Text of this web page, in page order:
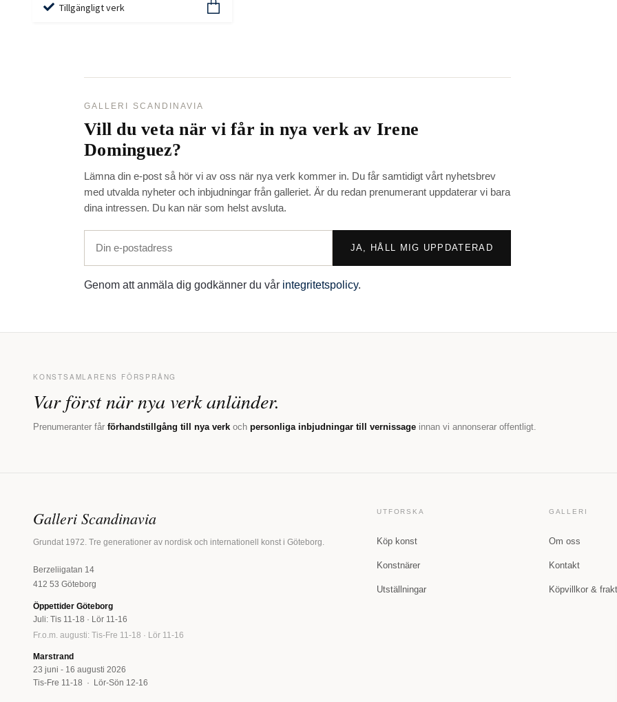
Tillgängligt verk
GALLERI SCANDINAVIA
Vill du veta när vi får in nya verk av Irene
Dominguez?
Lämna din e-post så hör vi av oss när nya verk kommer in. Du får samtidigt vårt nyhetsbrev
med utvalda nyheter och inbjudningar från galleriet. Är du redan prenumerant uppdaterar vi bara
dina intressen. Du kan när som helst avsluta.
JA, HÅLL MIG UPPDATERAD
Genom att anmäla dig godkänner du vår integritetspolicy.
KONSTSAMLARENS FÖRSPRÅNG
Var först när nya verk anländer.
Prenumeranter får förhandstillgång till nya verk och personliga inbjudningar till vernissage innan vi annonserar offentligt.
Galleri Scandinavia
Grundat 1972. Tre generationer av nordisk och internationell konst i Göteborg.
Berzeliigatan 14
412 53 Göteborg
Öppettider Göteborg
Juli: Tis 11-18 · Lör 11-16
Fr.o.m. augusti: Tis-Fre 11-18 · Lör 11-16
Marstrand
23 juni - 16 augusti 2026
Tis-Fre 11-18 · Lör-Sön 12-16
UTFORSKA
Köp konst
Konstnärer
Utställningar
GALLERI
Om oss
Kontakt
Köpvillkor & frakt